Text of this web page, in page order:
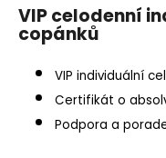
VIP celodenní
copánků
VIP individuální
Certifikát o
Podpora a
a
j